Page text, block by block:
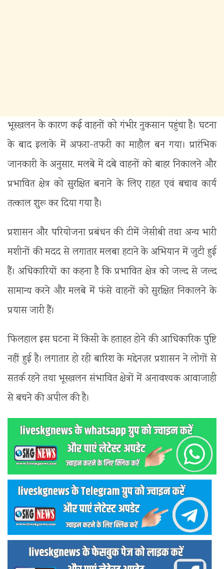
भूस्खलन के कारण कई वाहनों को गंभीर नुकसान पहुंचा है। घटना
के बाद इलाके में अफरा-तफरी का माहौल बन गया। प्रारंभिक
जानकारी के अनुसार, मलबे में दबे वाहनों को बाहर निकालने और
प्रभावित क्षेत्र को सुरक्षित बनाने के लिए राहत एवं बचाव कार्य
तत्काल शुरू कर दिया गया है।
प्रशासन और परियोजना प्रबंधन की टीमें जेसीबी तथा अन्य भारी
मशीनों की मदद से लगातार मलबा हटाने के अभियान में जुटी हुई
हैं। अधिकारियों का कहना है कि प्रभावित क्षेत्र को जल्द से जल्द
सामान्य करने और मलबे में फंसे वाहनों को सुरक्षित निकालने के
प्रयास जारी हैं।
फिलहाल इस घटना में किसी के हताहत होने की आधिकारिक पुष्टि
नहीं हुई है। लगातार हो रही बारिश के मद्देनज़र प्रशासन ने लोगों से
सतर्क रहने तथा भूस्खलन संभावित क्षेत्रों में अनावश्यक आवाजाही
से बचने की अपील की है।